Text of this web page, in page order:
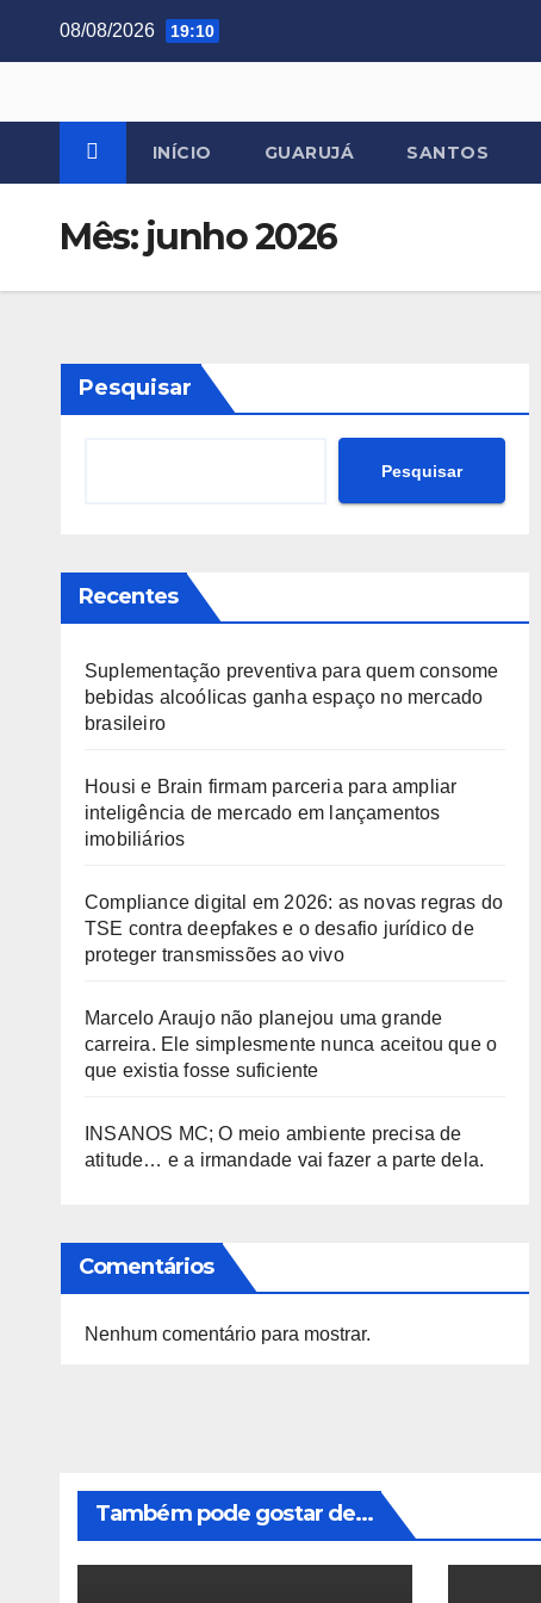
08/08/2026 19:10
INÍCIO GUARUJÁ SANTOS
Mês: junho 2026
Pesquisar
Pesquisar
Recentes
Suplementação preventiva para quem consome
bebidas alcoólicas ganha espaço no mercado
brasileiro
Housi e Brain firmam parceria para ampliar
inteligência de mercado em lançamentos
imobiliários
Compliance digital em 2026: as novas regras do
TSE contra deepfakes e o desafio jurídico de
proteger transmissões ao vivo
Marcelo Araujo não planejou uma grande
carreira. Ele simplesmente nunca aceitou que o
que existia fosse suficiente
INSANOS MC; O meio ambiente precisa de
atitude… e a irmandade vai fazer a parte dela.
Comentários
Nenhum comentário para mostrar.
Também pode gostar de...